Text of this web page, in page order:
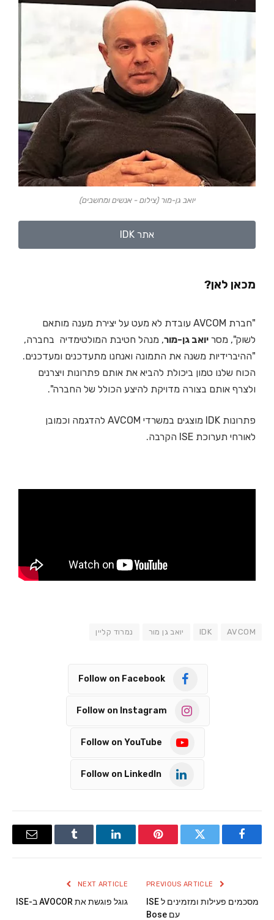
יואב גן-מור (צילום - אנשים ומחשבים)
אתר IDK
מכאן לאן?
"חברת AVCOM עובדת לא מעט על יצירת מענה מותאם
לשוק", מסר יואב גן-מור, מנהל חטיבת המולטימדיה בחברה,
"ההיברידיות משנה את התמונה ואנחנו מתעדכנים ומעדכנים.
הכוח שלנו טמון ביכולת להביא את אותם פתרונות ויצרנים
ולצרף אותם בצורה מדויקת להיצע הכולל של החברה".
פתרונות IDK מוצגים במשרדי AVCOM להדגמה וכמובן
לאורחי תערוכת ISE הקרבה.
AVCOM
IDK יואב גן מור נמרוד קליין
Follow on Facebook
Follow on Instagram
Follow on YouTube
Follow on LinkedIn
Facebook
Twitter
Pinterest
LinkedIn
Tumblr
Email
מסכמים פעילות ומזמינים ל ISE
עם Bose
NEXT ARTICLE
גוגל פוגשת את AVOCOR ב-ISE